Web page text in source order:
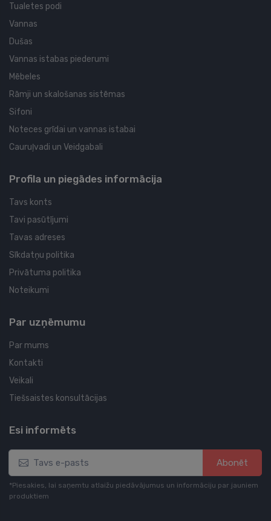
Tualetes podi
Vannas
Dušas
Vannas istabas piederumi
Mēbeles
Rāmji un skalošanas sistēmas
Sifoni
Noteces grīdai un vannas istabai
Cauruļvadi un Veidgabali
Profila un piegādes informācija
Tavs konts
Tavi pasūtījumi
Tavas adreses
Sīkdatņu politika
Privātuma politika
Noteikumi
Par uzņēmumu
Par mums
Kontakti
Veikali
Tiešsaistes konsultācijas
Esi informēts
Abonēt
*Piesakies, lai saņemtu atlaižu piedāvājumus un informāciju par jauniem
produktiem